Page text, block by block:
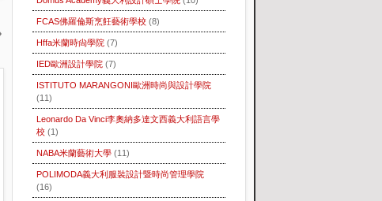
FCAS佛羅倫斯烹飪藝術學校 (8)
Hffa米蘭時尙學院 (7)
IED歐洲設計學院 (7)
ISTITUTO MARANGONI歐洲時尚與設計學院
(11)
Leonardo Da Vinci李奧納多達文西義大利語言學
校 (1)
NABA米蘭藝術大學 (11)
POLIMODA義大利服裝設計暨時尚管理學院
(16)